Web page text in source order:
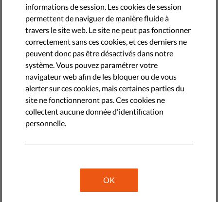
Emménageriez-vous dans une maison aux murs
transparents ? Permettriez-vous à tout le monde d'écouter
toutes vos conversations, y compris celles que vous avez
avec votre meilleur ami ou votre thérapeute ?
informations de session. Les cookies de session
permettent de naviguer de manière fluide à
travers le site web. Le site ne peut pas fonctionner
correctement sans ces cookies, et ces derniers ne
peuvent donc pas être désactivés dans notre
système. Vous pouvez paramétrer votre
navigateur web afin de les bloquer ou de vous
alerter sur ces cookies, mais certaines parties du
site ne fonctionneront pas. Ces cookies ne
collectent aucune donnée d'identification
personnelle.
OK